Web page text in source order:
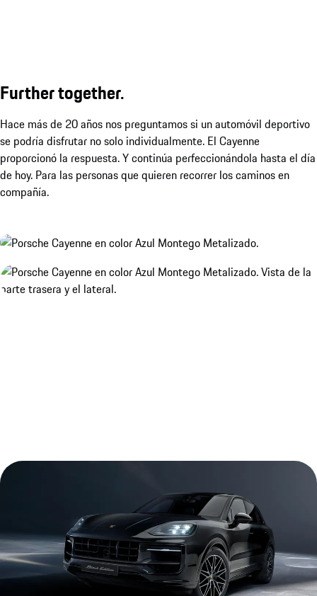
Further together.
Hace más de 20 años nos preguntamos si un automóvil deportivo
se podría disfrutar no solo individualmente. El Cayenne
proporcionó la respuesta. Y continúa perfeccionándola hasta el día
de hoy. Para las personas que quieren recorrer los caminos en
compañía.